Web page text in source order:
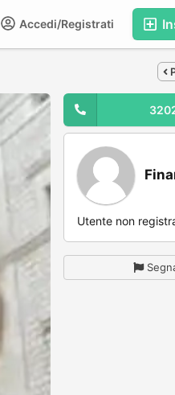
Accedi/Registrati
Utente non